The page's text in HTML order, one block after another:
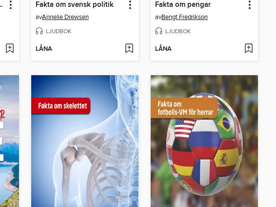
Grekland Fakta om svensk politik
avAnnelie Drewsen
LJUDBOK
LÅNA
Fakta om pengar
avBengt Fredrikson
LJUDBOK
LÅNA